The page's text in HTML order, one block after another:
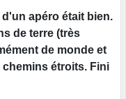
apéro était bien.
de terre (très
de monde et
étroits. Fini